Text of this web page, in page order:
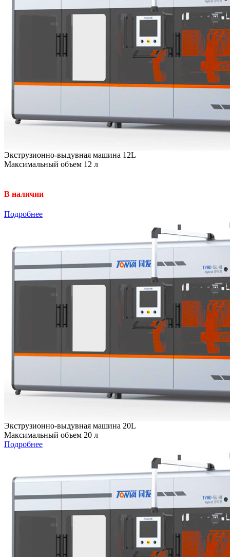
Экструзионно-выдувная машина 12L
Максимальный объем 12 л
В наличии
Подробнее
Экструзионно-выдувная машина 20L
Максимальный объем 20 л
Подробнее